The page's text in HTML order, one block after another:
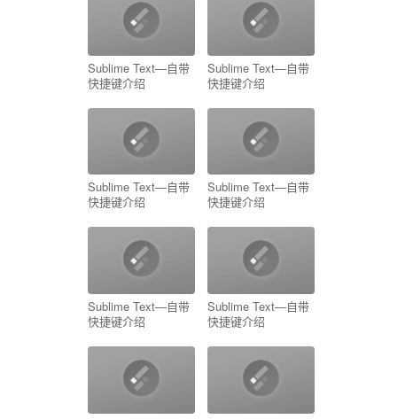
Sublime Text—自带
快捷键介绍
Sublime Text—自带
快捷键介绍
Sublime Text—自带
快捷键介绍
Sublime Text—自带
快捷键介绍
Sublime Text—自带
快捷键介绍
Sublime Text—自带
快捷键介绍